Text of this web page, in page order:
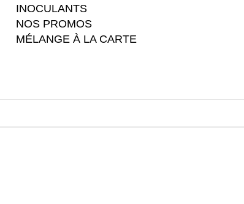
INOCULANTS
NOS PROMOS
MÉLANGE À LA CARTE